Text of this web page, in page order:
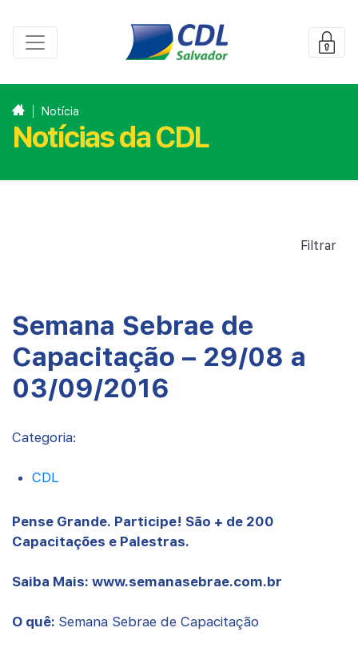
Notícia
Notícias da CDL
Filtrar
Semana Sebrae de
Capacitação – 29/08 a
03/09/2016
Categoria:
CDL
Pense Grande. Participe! São + de 200
Capacitações e Palestras.
Saiba Mais: www.semanasebrae.com.br
O quê: Semana Sebrae de Capacitação